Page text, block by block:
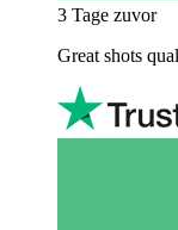
3 Tage zuvor
Great shots